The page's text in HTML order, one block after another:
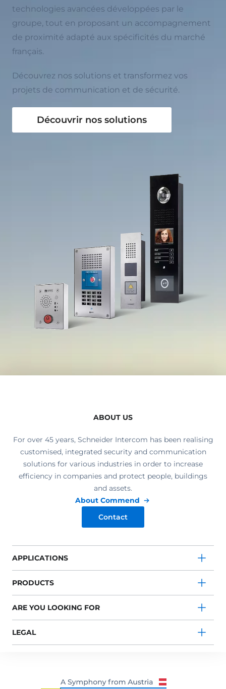
technologies avancées développées par le
groupe, tout en proposant un accompagnement
de proximité adapté aux spécificités du marché
français.
Découvrez nos solutions et transformez vos
projets de communication et de sécurité.
Découvrir nos solutions
ABOUT US
For over 45 years, Schneider Intercom has been realising
customised, integrated security and communication
solutions for various industries in order to increase
efficiency in companies and protect people, buildings
and assets.
About Commend
Contact
APPLICATIONS
PRODUCTS
ARE YOU LOOKING FOR
LEGAL